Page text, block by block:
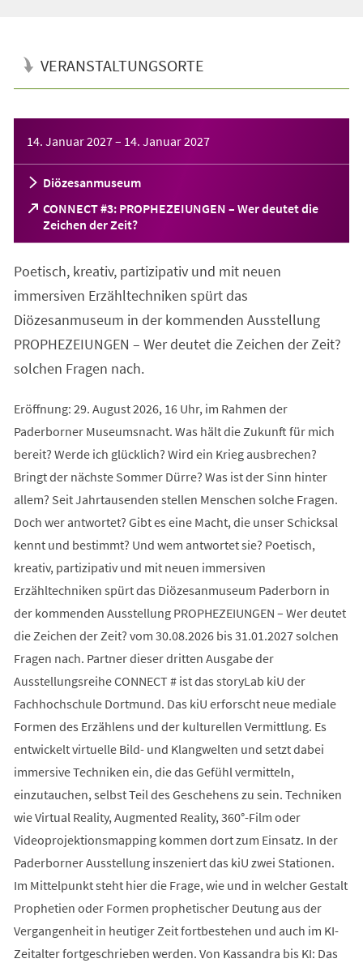
VERANSTALTUNGSORTE
14. Januar 2027– 14. Januar 2027
Diözesanmuseum
CONNECT #3: PROPHEZEIUNGEN – Wer deutet die
Zeichen der Zeit?
(Öffnet
in
neuen
Poetisch, kreativ, partizipativ und mit neuen
immersiven Erzähltechniken spürt das
Diözesanmuseum in der kommenden Ausstellung
PROPHEZEIUNGEN – Wer deutet die Zeichen der Zeit?
solchen Fragen nach.
Eröffnung: 29. August 2026, 16 Uhr, im Rahmen der
Paderborner Museumsnacht. Was hält die Zukunft für mich
bereit? Werde ich glücklich? Wird ein Krieg ausbrechen?
Bringt der nächste Sommer Dürre? Was ist der Sinn hinter
allem? Seit Jahrtausenden stellen Menschen solche Fragen.
Doch wer antwortet? Gibt es eine Macht, die unser Schicksal
kennt und bestimmt? Und wem antwortet sie? Poetisch,
kreativ, partizipativ und mit neuen immersiven
Erzähltechniken spürt das Diözesanmuseum Paderborn in
der kommenden Ausstellung PROPHEZEIUNGEN – Wer deutet
die Zeichen der Zeit? vom 30.08.2026 bis 31.01.2027 solchen
Fragen nach. Partner dieser dritten Ausgabe der
Ausstellungsreihe CONNECT # ist das storyLab kiU der
Fachhochschule Dortmund. Das kiU erforscht neue mediale
Formen des Erzählens und der kulturellen Vermittlung. Es
entwickelt virtuelle Bild- und Klangwelten und setzt dabei
immersive Techniken ein, die das Gefühl vermitteln,
einzutauchen, selbst Teil des Geschehens zu sein. Techniken
wie Virtual Reality, Augmented Reality, 360°-Film oder
Videoprojektionsmapping kommen dort zum Einsatz. In der
Paderborner Ausstellung inszeniert das kiU zwei Stationen.
Im Mittelpunkt steht hier die Frage, wie und in welcher Gestalt
Prophetien oder Formen prophetischer Deutung aus der
Vergangenheit in heutiger Zeit fortbestehen und auch im KI-
Zeitalter fortgeschrieben werden. Von Kassandra bis KI: Das